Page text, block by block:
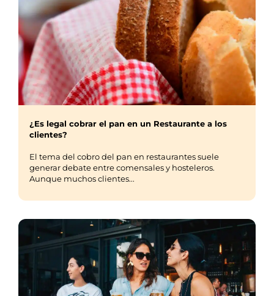
¿Es legal cobrar el pan en un Restaurante a los
clientes?
El tema del cobro del pan en restaurantes suele
generar debate entre comensales y hosteleros.
Aunque muchos clientes...